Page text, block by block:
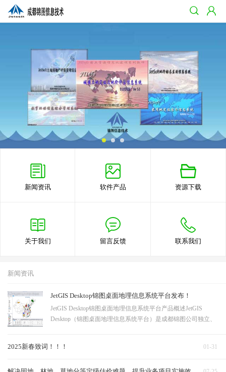
新闻资讯 软件产品 资源下载
关于我们 留言反馈 联系我们
新闻资讯
JetGIS Desktop锦图桌面地理信息系统平台发布！
JetGIS Desktop锦图桌面地理信息系统平台产品概述JetGIS
Desktop（锦图桌面地理信息系统平台）是成都锦图公司独立、
计算引擎与多源异构数据处理框架，…
01-31
2025新春致词！！！